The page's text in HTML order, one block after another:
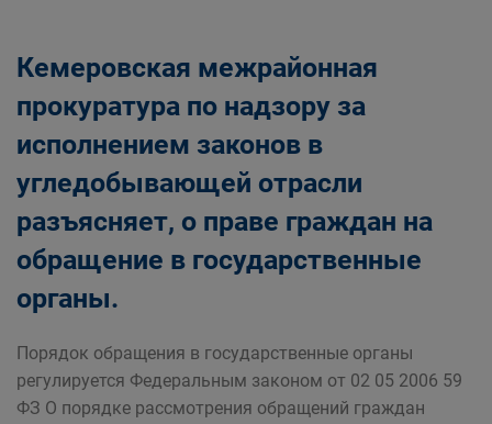
Кемеровская межрайонная
прокуратура по надзору за
исполнением законов в
угледобывающей отрасли
разъясняет, о праве граждан на
обращение в государственные
органы.
Порядок обращения в государственные органы
регулируется Федеральным законом от 02 05 2006 59
ФЗ О порядке рассмотрения обращений граждан